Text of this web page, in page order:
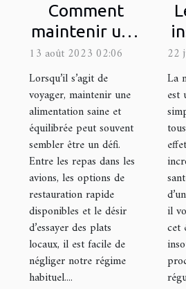
Comment
maintenir une
bonne
alimentation
lors de
voyages
13 août 2023 02:06
Lorsqu’il s’agit de
voyager, maintenir une
alimentation saine et
équilibrée peut souvent
sembler être un défi.
Entre les repas dans les
avions, les options de
restauration rapide
disponibles et le désir
d’essayer des plats
locaux, il est facile de
négliger notre régime
habituel....
22
La
est
il
cet